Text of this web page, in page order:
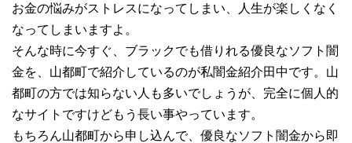
お金の悩みがストレスになってしまい、人生が楽しくなく
なってしまいますよ。
そんな時に今すぐ、ブラックでも借りれる優良なソフト闇
金を、山都町で紹介しているのが私闇金紹介田中です。山
都町の方では知らない人も多いでしょうが、完全に個人的
なサイトですけどもう長い事やっています。
もちろん山都町から申し込んで、優良なソフト闇金から即